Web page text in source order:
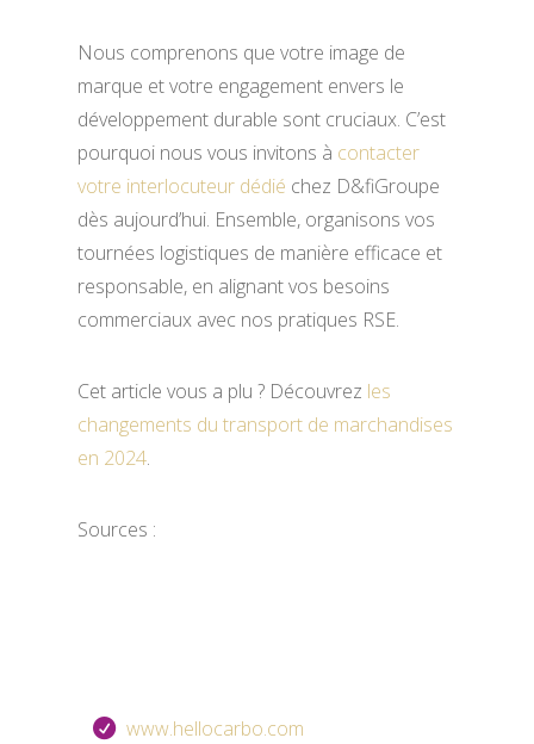
Nous comprenons que votre image de
marque et votre engagement envers le
développement durable sont cruciaux. C’est
pourquoi nous vous invitons à contacter
votre interlocuteur dédié chez D&fiGroupe
dès aujourd’hui. Ensemble, organisons vos
tournées logistiques de manière efficace et
responsable, en alignant vos besoins
commerciaux avec nos pratiques RSE.
Cet article vous a plu ? Découvrez les
changements du transport de marchandises
en 2024.
Sources :
www.hellocarbo.com